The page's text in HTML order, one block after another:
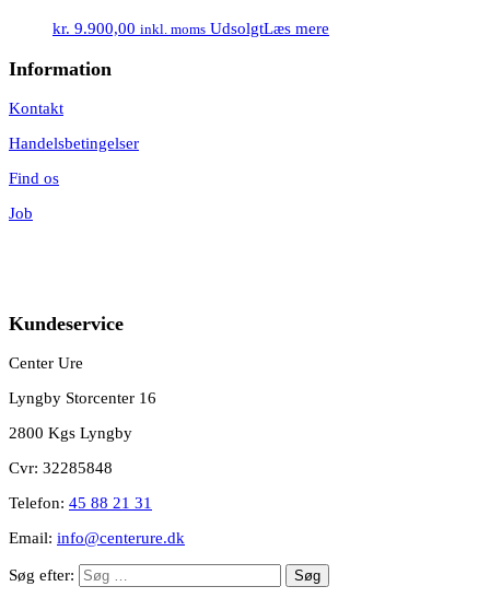
kr. 9.900,00 inkl. moms UdsolgtLæs mere
Information
Kontakt
Handelsbetingelser
Find os
Job
Kundeservice
Center Ure
Lyngby Storcenter 16
2800 Kgs Lyngby
Cvr: 32285848
Telefon: 45 88 21 31
Email: info@centerure.dk
Søg efter: